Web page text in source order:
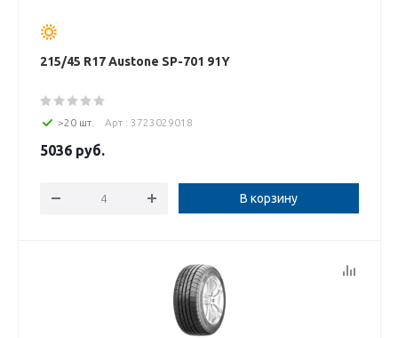
215/45 R17 Austone SP-701 91Y
>20 шт. Арт : 3723029018
5036 руб.
В корзину